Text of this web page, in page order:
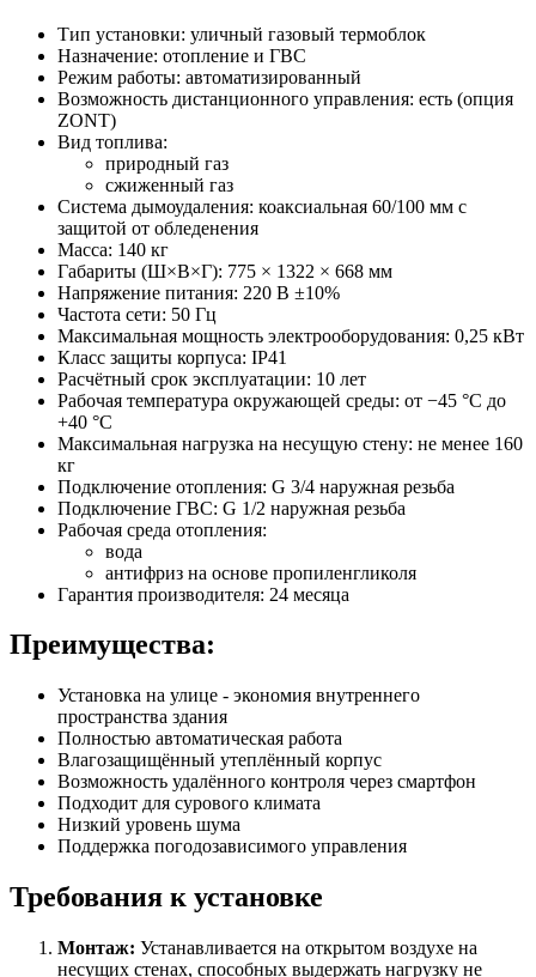
Тип установки: уличный газовый термоблок
Назначение: отопление и ГВС
Режим работы: автоматизированный
Возможность дистанционного управления: есть (опция
ZONT)
Вид топлива:
природный газ
сжиженный газ
Система дымоудаления: коаксиальная 60/100 мм с
защитой от обледенения
Масса: 140 кг
Габариты (Ш×В×Г): 775 × 1322 × 668 мм
Напряжение питания: 220 В ±10%
Частота сети: 50 Гц
Максимальная мощность электрооборудования: 0,25 кВт
Класс защиты корпуса: IP41
Расчётный срок эксплуатации: 10 лет
Рабочая температура окружающей среды: от −45 °С до
+40 °С
Максимальная нагрузка на несущую стену: не менее 160
кг
Подключение отопления: G 3/4 наружная резьба
Подключение ГВС: G 1/2 наружная резьба
Рабочая среда отопления:
вода
антифриз на основе пропиленгликоля
Гарантия производителя: 24 месяца
Преимущества:
Установка на улице - экономия внутреннего
пространства здания
Полностью автоматическая работа
Влагозащищённый утеплённый корпус
Возможность удалённого контроля через смартфон
Подходит для сурового климата
Низкий уровень шума
Поддержка погодозависимого управления
Требования к установке
Монтаж: Устанавливается на открытом воздухе на
несущих стенах, способных выдержать нагрузку не